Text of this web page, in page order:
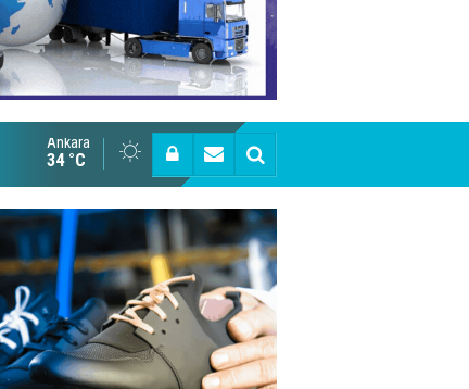
Cottonhill покоряет мировые рынки
Ankara
34 °C